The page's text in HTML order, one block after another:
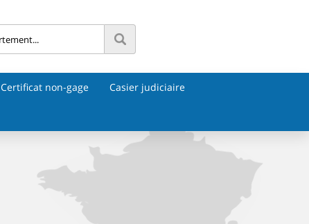
Certificat non-gage Casier judiciaire